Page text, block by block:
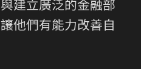
建立廣泛的金融部
他們有能力改善自